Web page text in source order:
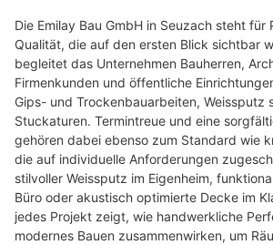
Die Emilay Bau GmbH in Seuzach steht für
Qualität, die auf den ersten Blick sichtbar
begleitet das Unternehmen Bauherren,
Firmenkunden und öffentliche
Gips- und Trockenbauarbeiten, Weissputz
Stuckaturen. Termintreue und eine
gehören dabei ebenso zum Standard wie
die auf individuelle Anforderungen
stilvoller Weissputz im Eigenheim,
Büro oder akustisch optimierte Decke im
jedes Projekt zeigt, wie handwerkliche
modernes Bauen zusammenwirken, um